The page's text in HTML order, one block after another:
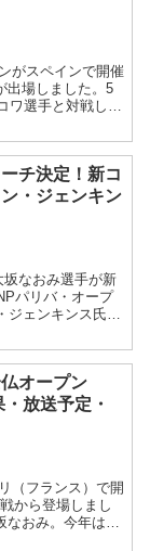
がスペインで開催
出場しました。5
ワ選手と対戦し、
チ決定！新コ
・ジェンキン
なおみ選手が新
パリバ・オープ
ジェンキンス氏と
仏オープン
放送予定・
（フランス）で開
から登場しまし
なおみ。今年は昨